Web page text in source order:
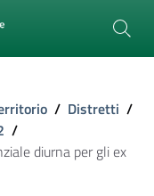
/ Distretti /
/
diurna per gli ex